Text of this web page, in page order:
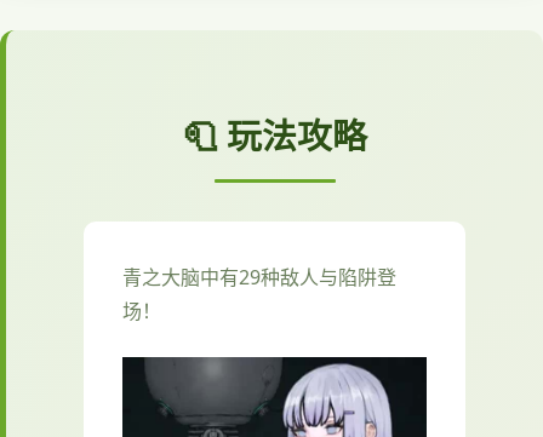
🧻 玩法攻略
青之大脑中有29种敌人与陷阱登
场！